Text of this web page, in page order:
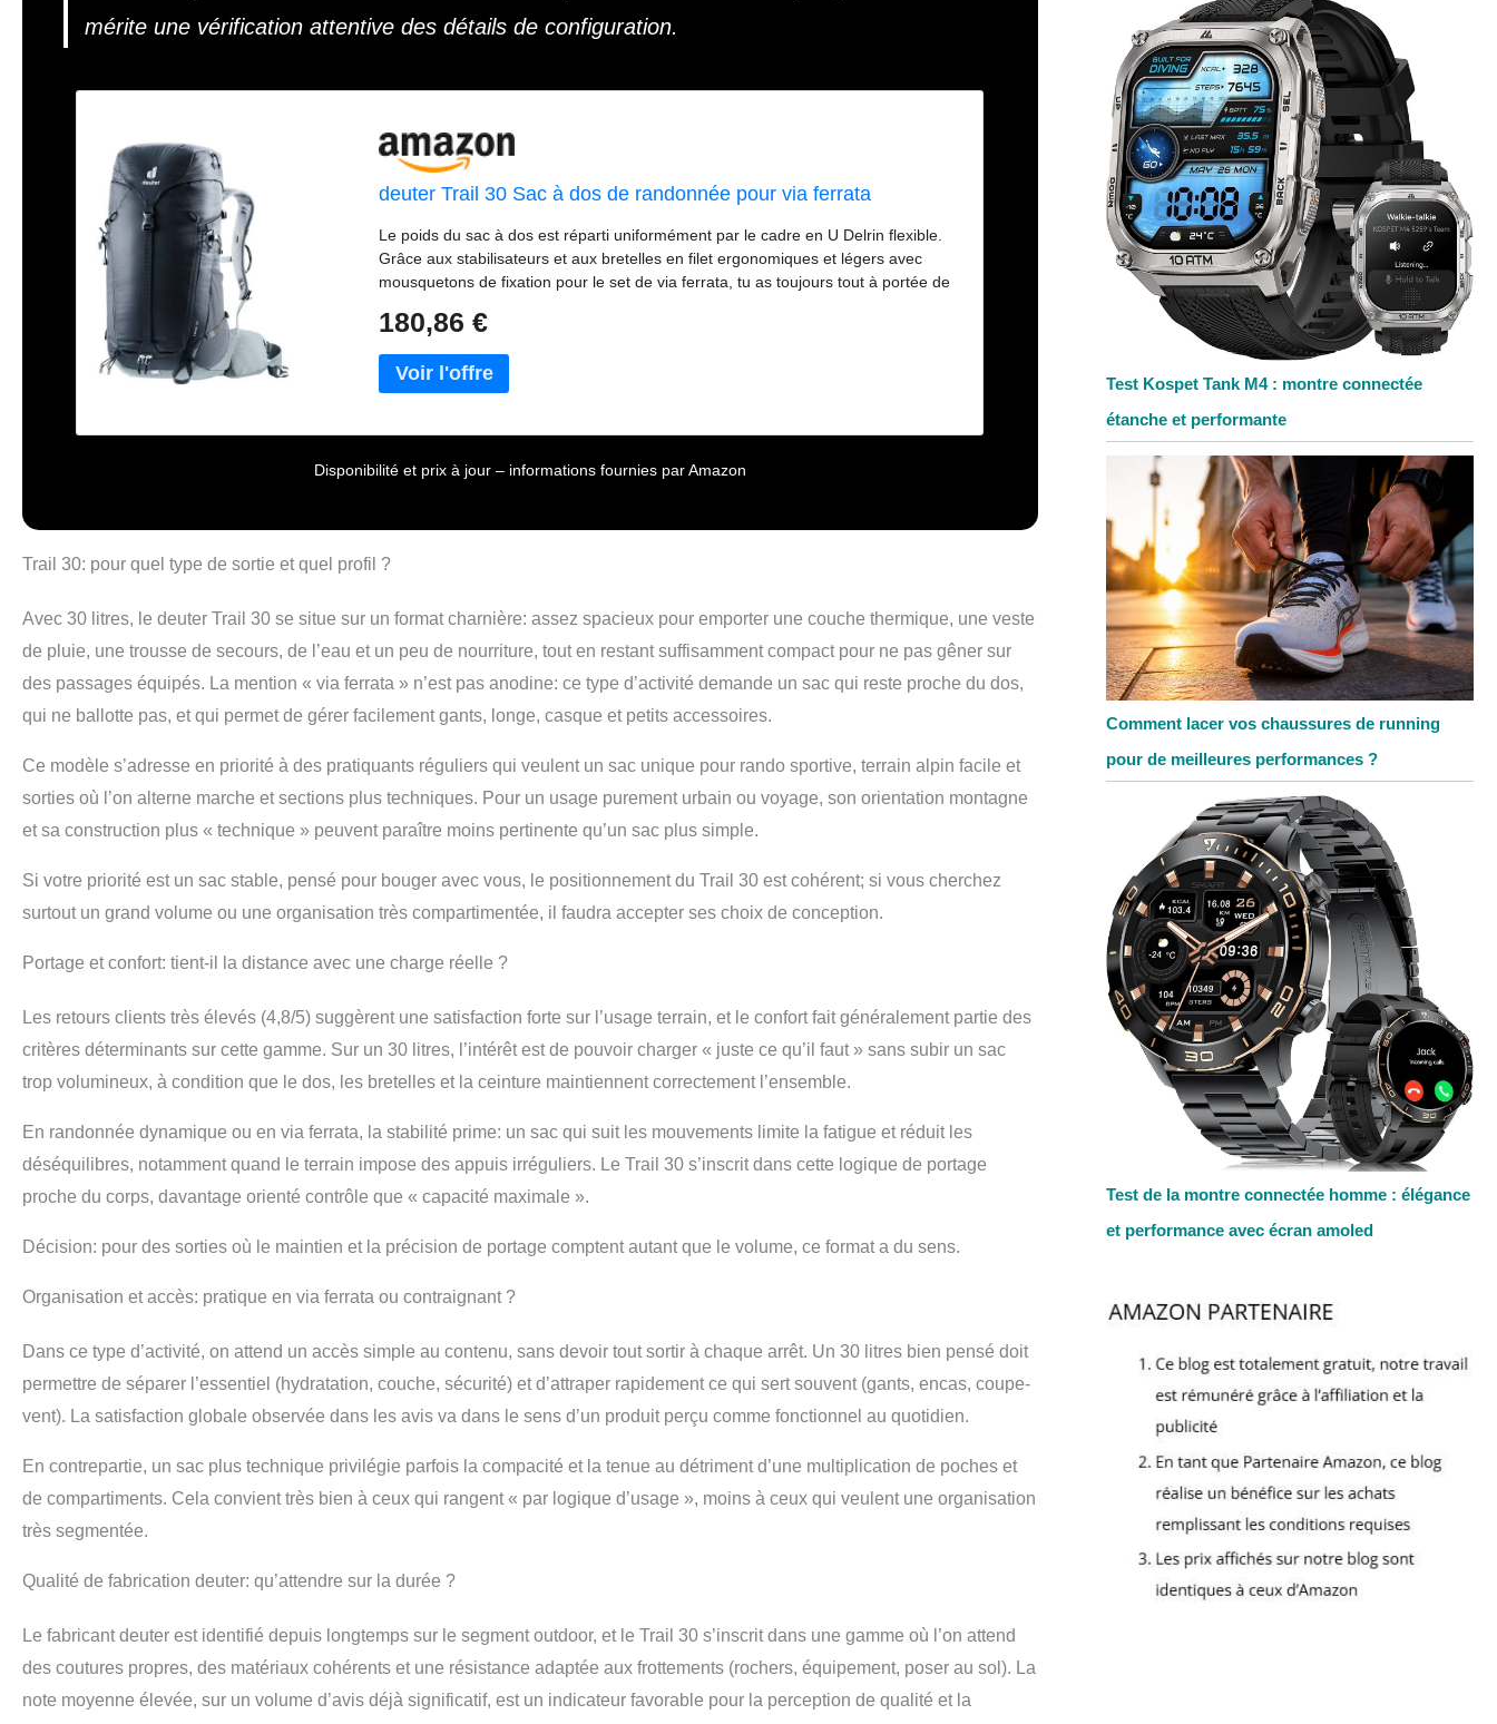
mérite une vérification attentive des détails de configuration.
deuter Trail 30 Sac à dos de randonnée pour via ferrata
Le poids du sac à dos est réparti uniformément par le cadre en U Delrin flexible.
Grâce aux stabilisateurs et aux bretelles en filet ergonomiques et légers avec
mousquetons de fixation pour le set de via ferrata, tu as toujours tout à portée de
de pluie est amovible et peut être rangée dans le compartiment prévu à cet effet.
Dispositif pour système d'hydratation (deuter Streamer 3.0 - non inclus !)
180,86 €
Disponibilité et prix à jour – informations fournies par Amazon
Trail 30: pour quel type de sortie et quel profil ?
Avec 30 litres, le deuter Trail 30 se situe sur un format charnière: assez spacieux pour emporter une couche thermique, une veste
de pluie, une trousse de secours, de l’eau et un peu de nourriture, tout en restant suffisamment compact pour ne pas gêner sur
des passages équipés. La mention « via ferrata » n’est pas anodine: ce type d’activité demande un sac qui reste proche du dos,
qui ne ballotte pas, et qui permet de gérer facilement gants, longe, casque et petits accessoires.
Ce modèle s’adresse en priorité à des pratiquants réguliers qui veulent un sac unique pour rando sportive, terrain alpin facile et
sorties où l’on alterne marche et sections plus techniques. Pour un usage purement urbain ou voyage, son orientation montagne
et sa construction plus « technique » peuvent paraître moins pertinente qu’un sac plus simple.
Si votre priorité est un sac stable, pensé pour bouger avec vous, le positionnement du Trail 30 est cohérent; si vous cherchez
surtout un grand volume ou une organisation très compartimentée, il faudra accepter ses choix de conception.
Portage et confort: tient-il la distance avec une charge réelle ?
Les retours clients très élevés (4,8/5) suggèrent une satisfaction forte sur l’usage terrain, et le confort fait généralement partie des
critères déterminants sur cette gamme. Sur un 30 litres, l’intérêt est de pouvoir charger « juste ce qu’il faut » sans subir un sac
trop volumineux, à condition que le dos, les bretelles et la ceinture maintiennent correctement l’ensemble.
En randonnée dynamique ou en via ferrata, la stabilité prime: un sac qui suit les mouvements limite la fatigue et réduit les
déséquilibres, notamment quand le terrain impose des appuis irréguliers. Le Trail 30 s’inscrit dans cette logique de portage
proche du corps, davantage orienté contrôle que « capacité maximale ».
Décision: pour des sorties où le maintien et la précision de portage comptent autant que le volume, ce format a du sens.
Organisation et accès: pratique en via ferrata ou contraignant ?
Dans ce type d’activité, on attend un accès simple au contenu, sans devoir tout sortir à chaque arrêt. Un 30 litres bien pensé doit
permettre de séparer l’essentiel (hydratation, couche, sécurité) et d’attraper rapidement ce qui sert souvent (gants, encas, coupe-
vent). La satisfaction globale observée dans les avis va dans le sens d’un produit perçu comme fonctionnel au quotidien.
En contrepartie, un sac plus technique privilégie parfois la compacité et la tenue au détriment d’une multiplication de poches et
de compartiments. Cela convient très bien à ceux qui rangent « par logique d’usage », moins à ceux qui veulent une organisation
très segmentée.
Qualité de fabrication deuter: qu’attendre sur la durée ?
Le fabricant deuter est identifié depuis longtemps sur le segment outdoor, et le Trail 30 s’inscrit dans une gamme où l’on attend
des coutures propres, des matériaux cohérents et une résistance adaptée aux frottements (rochers, équipement, poser au sol). La
note moyenne élevée, sur un volume d’avis déjà significatif, est un indicateur favorable pour la perception de qualité et la
Test Kospet Tank M4 : montre connectée
étanche et performante
Comment lacer vos chaussures de running
pour de meilleures performances ?
Test de la montre connectée homme : élégance
et performance avec écran amoled